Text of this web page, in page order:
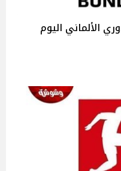
الألماني اليوم